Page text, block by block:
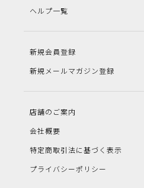
ヘルプ一覧
新規会員登録
新規メールマガジン登録
店舗のご案内
会社概要
特定商取引法に基づく表示
プライバシーポリシー